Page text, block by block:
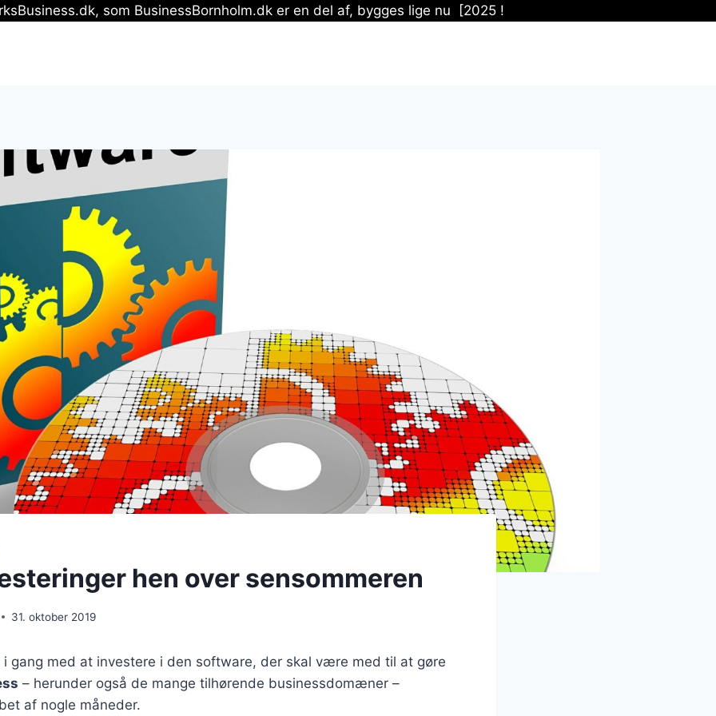
som BusinessBornholm.dk er en del af, bygges lige nu [2025 !
hen over sensommeren
31. oktober 2019
gang med at investere i den software, der skal være med til at gøre
– herunder også de mange tilhørende businessdomæner –
af nogle måneder.